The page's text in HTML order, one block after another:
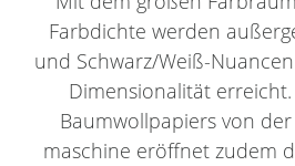
Farbdichte werden
und Schwarz/Weiß-
Dimensionalität
Baumwollpapiers von
maschine eröffnet zudem